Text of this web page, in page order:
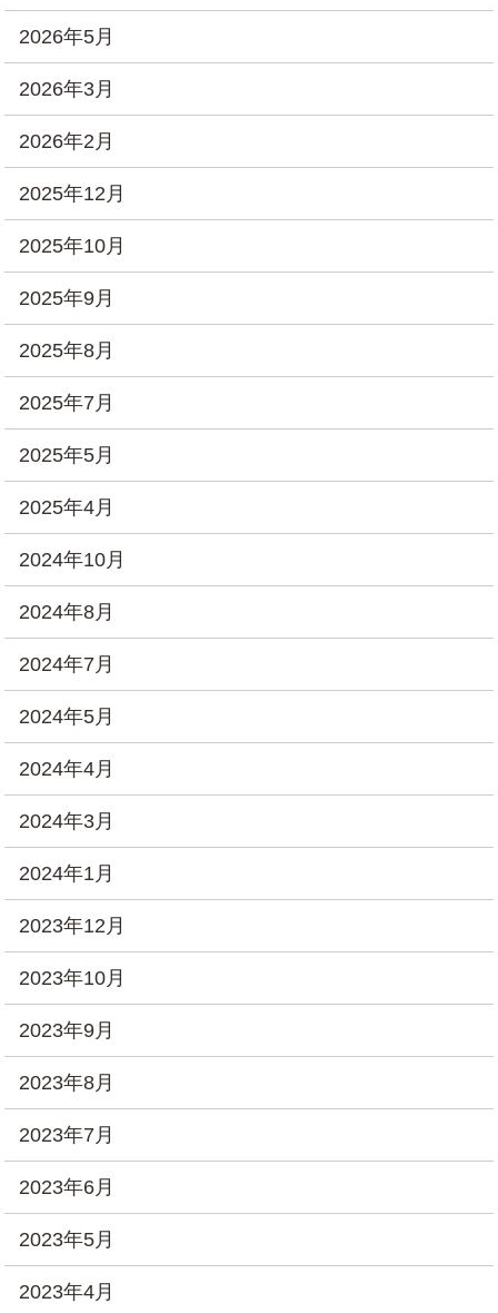
2026年5月
2026年3月
2026年2月
2025年12月
2025年10月
2025年9月
2025年8月
2025年7月
2025年5月
2025年4月
2024年10月
2024年8月
2024年7月
2024年5月
2024年4月
2024年3月
2024年1月
2023年12月
2023年10月
2023年9月
2023年8月
2023年7月
2023年6月
2023年5月
2023年4月